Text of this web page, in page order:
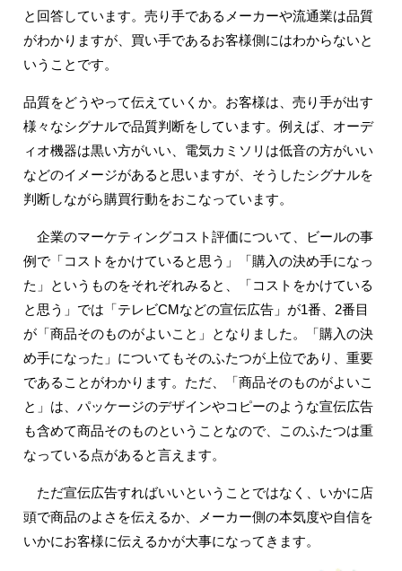
と回答しています。売り手であるメーカーや流通業は品質
がわかりますが、買い手であるお客様側にはわからないと
いうことです。
品質をどうやって伝えていくか。お客様は、売り手が出す
様々なシグナルで品質判断をしています。例えば、オーデ
ィオ機器は黒い方がいい、電気カミソリは低音の方がいい
などのイメージがあると思いますが、そうしたシグナルを
判断しながら購買行動をおこなっています。
企業のマーケティングコスト評価について、ビールの事
例で「コストをかけていると思う」「購入の決め手になっ
た」というものをそれぞれみると、「コストをかけている
と思う」では「テレビCMなどの宣伝広告」が1番、2番目
が「商品そのものがよいこと」となりました。「購入の決
め手になった」についてもそのふたつが上位であり、重要
であることがわかります。ただ、「商品そのものがよいこ
と」は、パッケージのデザインやコピーのような宣伝広告
も含めて商品そのものということなので、このふたつは重
なっている点があると言えます。
ただ宣伝広告すればいいということではなく、いかに店
頭で商品のよさを伝えるか、メーカー側の本気度や自信を
いかにお客様に伝えるかが大事になってきます。